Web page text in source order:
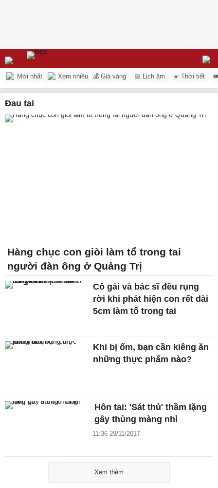
Mới nhất Xem nhiều 💰 Giá vàng 📅 Lịch âm ☀️ Thời tiết
đau tai
Hàng chục con giòi làm tổ trong tai
người đàn ông ở Quảng Trị
Cô gái và bác sĩ đều rụng
rời khi phát hiện con rết dài
5cm làm tổ trong tai
Khi bị ốm, bạn cần kiêng ăn
những thực phẩm nào?
Hôn tai: 'Sát thủ' thầm lặng
gây thủng màng nhỉ
11:36 29/11/2017
Xem thêm